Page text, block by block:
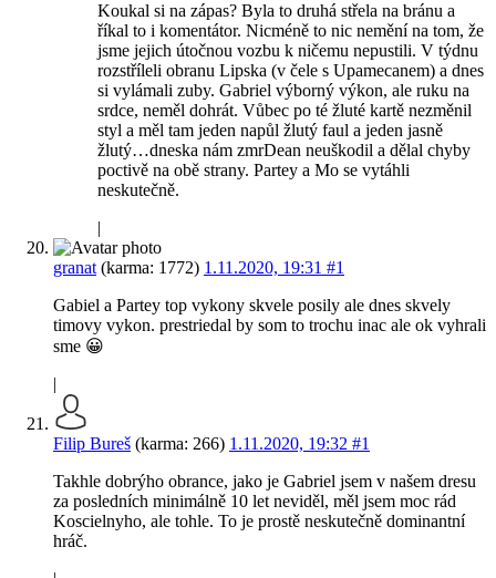
Koukal si na zápas? Byla to druhá střela na bránu a
říkal to i komentátor. Nicméně to nic nemění na tom, že
jsme jejich útočnou vozbu k ničemu nepustili. V týdnu
rozstříleli obranu Lipska (v čele s Upamecanem) a dnes
si vylámali zuby. Gabriel výborný výkon, ale ruku na
srdce, neměl dohrát. Vůbec po té žluté kartě nezměnil
styl a měl tam jeden napůl žlutý faul a jeden jasně
žlutý…dneska nám zmrDean neuškodil a dělal chyby
poctivě na obě strany. Partey a Mo se vytáhli
neskutečně.
|
granat (karma: 1772) 1.11.2020, 19:31 #1
Gabiel a Partey top vykony skvele posily ale dnes skvely
timovy vykon. prestriedal by som to trochu inac ale ok vyhrali
sme 😀
|
Filip Bureš (karma: 266) 1.11.2020, 19:32 #1
Takhle dobrýho obrance, jako je Gabriel jsem v našem dresu
za posledních minimálně 10 let neviděl, měl jsem moc rád
Koscielnyho, ale tohle. To je prostě neskutečně dominantní
hráč.